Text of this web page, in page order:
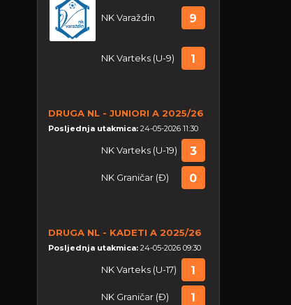
NK Varaždin 9
NK Varteks (U-9) 1
DRUGA NL - JUNIORI A 2025/26
Posljednja utakmica: 24-05-2026 11:30
NK Varteks (U-19) 3
NK Graničar (Đ) 0
DRUGA NL - KADETI A 2025/26
Posljednja utakmica: 24-05-2026 09:30
NK Varteks (U-17) 1
NK Graničar (Đ) 1